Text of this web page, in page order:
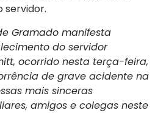
servidor.
Gramado manifesta
do servidor
ocorrido nesta terça-feira,
de grave acidente na
mais sinceras
amigos e colegas neste